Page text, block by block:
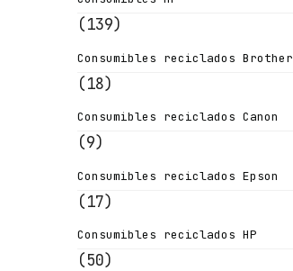
(139)
Consumibles reciclados Brother
(18)
Consumibles reciclados Canon
(9)
Consumibles reciclados Epson
(17)
Consumibles reciclados HP
(50)